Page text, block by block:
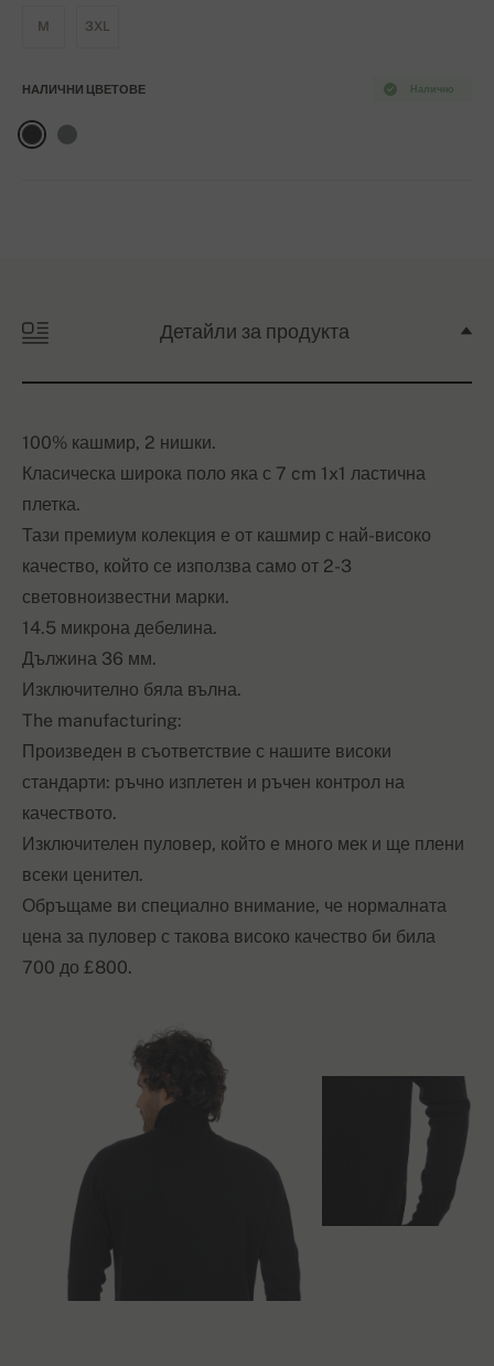
M 3XL
Налично
НАЛИЧНИ ЦВЕТОВЕ
Детайли за продукта
100% кашмир, 2 нишки.
Класическа широка поло яка с 7 cm 1x1 ластична
плетка.
Тази премиум колекция е от кашмир с най-високо
качество, който се използва само от 2-3
световноизвестни марки.
14.5 микрона дебелина.
Дължина 36 мм.
Изключително бяла вълна.
The manufacturing:
Произведен в съответствие с нашите високи
стандарти: ръчно изплетен и ръчен контрол на
качеството.
Изключителен пуловер, който е много мек и ще плени
всеки ценител.
Обръщаме ви специално внимание, че нормалната
цена за пуловер с такова високо качество би била
700 до £800.